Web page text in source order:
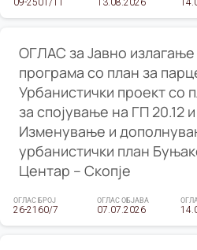
09-2501/11 13.08.2026
ОГЛАС за Јавно
програма со план за
Урбанистички проект со
за спојување на ГП 20.12
Изменување и
урбанистички план
Центар – Скопје
ОГЛАС БРОЈ
26-2160/7
ОГЛАС ОБЈАВА
07.07.2026